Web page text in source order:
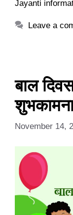
Jayanti
Leave a
बाल
November 14,